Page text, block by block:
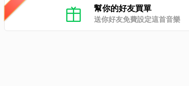
幫你的好友買單
送你好友免費設定這首音樂